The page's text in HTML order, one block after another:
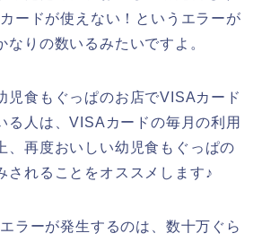
ードが使えない！というエラーが
なりの数いるみたいですよ。
児食もぐっぱのお店でVISAカード
る人は、VISAカードの毎月の利用
、再度おいしい幼児食もぐっぱの
されることをオススメします♪
ラーが発生するのは、数十万ぐら